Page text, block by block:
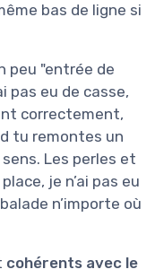
bas de ligne si
peu "entrée de
pas eu de casse,
correctement,
tu remontes un
Les perles et
je n’ai pas eu
n’importe où
cohérents avec le